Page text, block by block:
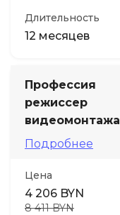
Длительность
12 месяцев
Профессия
режиссер
видеомонтажа
Подробнее
Цена
4 206 BYN
8 411 BYN